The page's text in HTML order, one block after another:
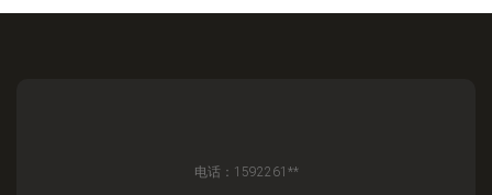
电话：1592261**